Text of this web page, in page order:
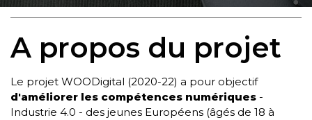
A propos du projet
Le projet WOODigital (2020-22) a pour objectif
d'améliorer les compétences numériques -
Industrie 4.0 - des jeunes Européens (âgés de 18 à